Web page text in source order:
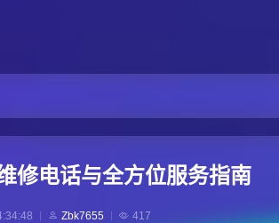
修电话与全方位服务指南
Zbk7655 417